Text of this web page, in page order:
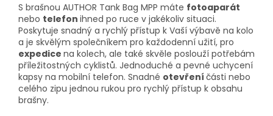
S brašnou AUTHOR Tank Bag MPP máte fotoaparát
nebo telefon ihned po ruce v jakékoliv situaci.
Poskytuje snadný a rychlý přístup k Vaší výbavě na kolo
a je skvělým společníkem pro každodenní užití, pro
expedice na kolech, ale také skvěle poslouží potřebám
příležitostných cyklistů. Jednoduché a pevné uchycení
kapsy na mobilní telefon. Snadné otevření části nebo
celého zipu jednou rukou pro rychlý přístup k obsahu
brašny.